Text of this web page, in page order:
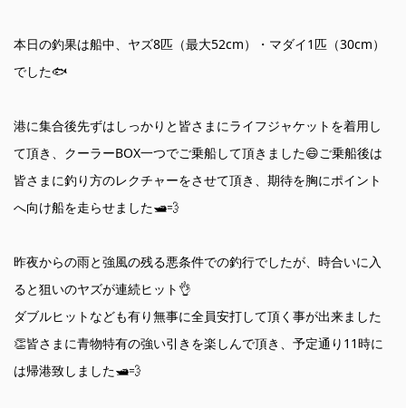
本日の釣果は船中、ヤズ8匹（最大52cm）・マダイ1匹（30cm）
でした🐟
港に集合後先ずはしっかりと皆さまにライフジャケットを着用し
て頂き、クーラーBOX一つでご乗船して頂きました😄ご乗船後は
皆さまに釣り方のレクチャーをさせて頂き、期待を胸にポイント
へ向け船を走らせました🛥💨
昨夜からの雨と強風の残る悪条件での釣行でしたが、時合いに入
ると狙いのヤズが連続ヒット👌
ダブルヒットなども有り無事に全員安打して頂く事が出来ました
👏皆さまに青物特有の強い引きを楽しんで頂き、予定通り11時に
は帰港致しました🛥💨